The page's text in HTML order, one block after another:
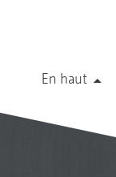
En haut